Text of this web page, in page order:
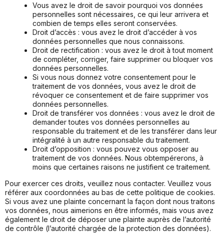
Vous avez le droit de savoir pourquoi vos données
personnelles sont nécessaires, ce qui leur arrivera et
combien de temps elles seront conservées.
Droit d’accès : vous avez le droit d’accéder à vos
données personnelles que nous connaissons.
Droit de rectification : vous avez le droit à tout moment
de compléter, corriger, faire supprimer ou bloquer vos
données personnelles.
Si vous nous donnez votre consentement pour le
traitement de vos données, vous avez le droit de
révoquer ce consentement et de faire supprimer vos
données personnelles.
Droit de transférer vos données : vous avez le droit de
demander toutes vos données personnelles au
responsable du traitement et de les transférer dans leur
intégralité à un autre responsable du traitement.
Droit d’opposition : vous pouvez vous opposer au
traitement de vos données. Nous obtempérerons, à
moins que certaines raisons ne justifient ce traitement.
Pour exercer ces droits, veuillez nous contacter. Veuillez vous
référer aux coordonnées au bas de cette politique de cookies.
Si vous avez une plainte concernant la façon dont nous traitons
vos données, nous aimerions en être informés, mais vous avez
également le droit de déposer une plainte auprès de l’autorité
de contrôle (l’autorité chargée de la protection des données).